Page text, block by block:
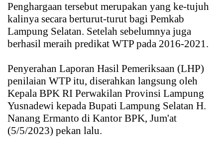
Penghargaan tersebut merupakan yang ke-tujuh
kalinya secara berturut-turut bagi Pemkab
Lampung Selatan. Setelah sebelumnya juga
berhasil meraih predikat WTP pada 2016-2021.
Penyerahan Laporan Hasil Pemeriksaan (LHP)
penilaian WTP itu, diserahkan langsung oleh
Kepala BPK RI Perwakilan Provinsi Lampung
Yusnadewi kepada Bupati Lampung Selatan H.
Nanang Ermanto di Kantor BPK, Jum'at
(5/5/2023) pekan lalu.